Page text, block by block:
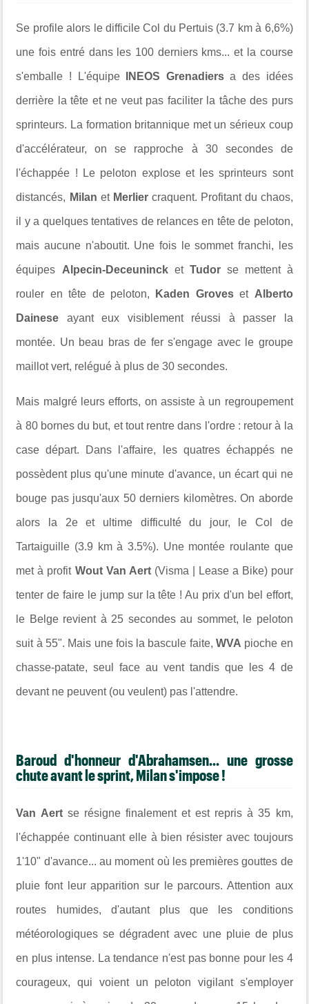
Se profile alors le difficile Col du Pertuis (3.7 km à 6,6%)
une fois entré dans les 100 derniers kms... et la course
s'emballe ! L'équipe INEOS Grenadiersa des idées
derrière la tête et ne veut pas faciliter la tâche des purs
sprinteurs. La formation britannique met un sérieux coup
d'accélérateur, on se rapproche à 30 secondes de
l'échappée ! Le peloton explose et les sprinteurs sont
distancés, Milan et Merliercraquent. Profitant du chaos,
il y a quelques tentatives de relances en tête de peloton,
mais aucune n'aboutit. Une fois le sommet franchi, les
équipes Alpecin-Deceunincket Tudorse mettent à
rouler en tête de peloton, Kaden Groveset Alberto
Dainese ayant eux visiblement réussi à passer la
montée. Un beau bras de fer s'engage avec le groupe
maillot vert, relégué à plus de 30 secondes.
Mais malgré leurs efforts, on assiste à un regroupement
à 80 bornes du but, et tout rentre dans l'ordre : retour à la
case départ. Dans l'affaire, les quatres échappés ne
possèdent plus qu'une minute d'avance, un écart qui ne
bouge pas jusqu'aux 50 derniers kilomètres. On aborde
alors la 2e et ultime difficulté du jour, le Col de
Tartaiguille (3.9 km à 3.5%). Une montée roulante que
met à profit Wout Van Aert(Visma | Lease a Bike) pour
tenter de faire le jump sur la tête ! Au prix d'un bel effort,
le Belge revient à 25 secondes au sommet, le peloton
suit à 55". Mais une fois la bascule faite, WVA pioche en
chasse-patate, seul face au vent tandis que les 4 de
devant ne peuvent (ou veulent) pas l'attendre.
Baroud d'honneur d'Abrahamsen... une grosse
chute avant le sprint, Milan s'impose !
Van Aertse résigne finalement et est repris à 35 km,
l'échappée continuant elle à bien résister avec toujours
1'10" d'avance... au moment où les premières gouttes de
pluie font leur apparition sur le parcours. Attention aux
routes humides, d'autant plus que les conditions
météorologiques se dégradent avec une pluie de plus
en plus intense. La tendance n'est pas bonne pour les 4
courageux, qui voient un peloton vigilant s'employer